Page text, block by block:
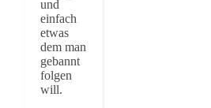
und
einfach
etwas
dem man
gebannt
folgen
will.